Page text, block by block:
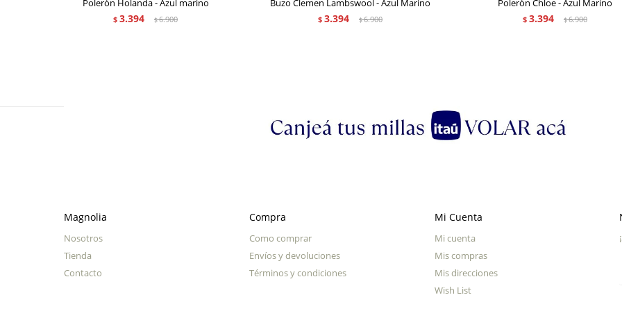
$ 3.394 $6.900 $ 3.394 $6.900 $ 3.394 $6.900
Magnolia
Nosotros
Tienda
Contacto
Compra
Como comprar
Envíos y devoluciones
Términos y condiciones
Mi Cuenta
Mi cuenta
Mis compras
Mis direcciones
Wish List